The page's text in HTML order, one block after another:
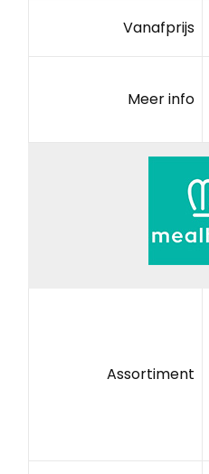
Vanafprijs
Meer info
Assortiment